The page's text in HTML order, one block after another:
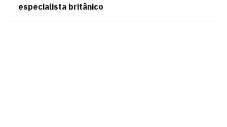
especialista britânico